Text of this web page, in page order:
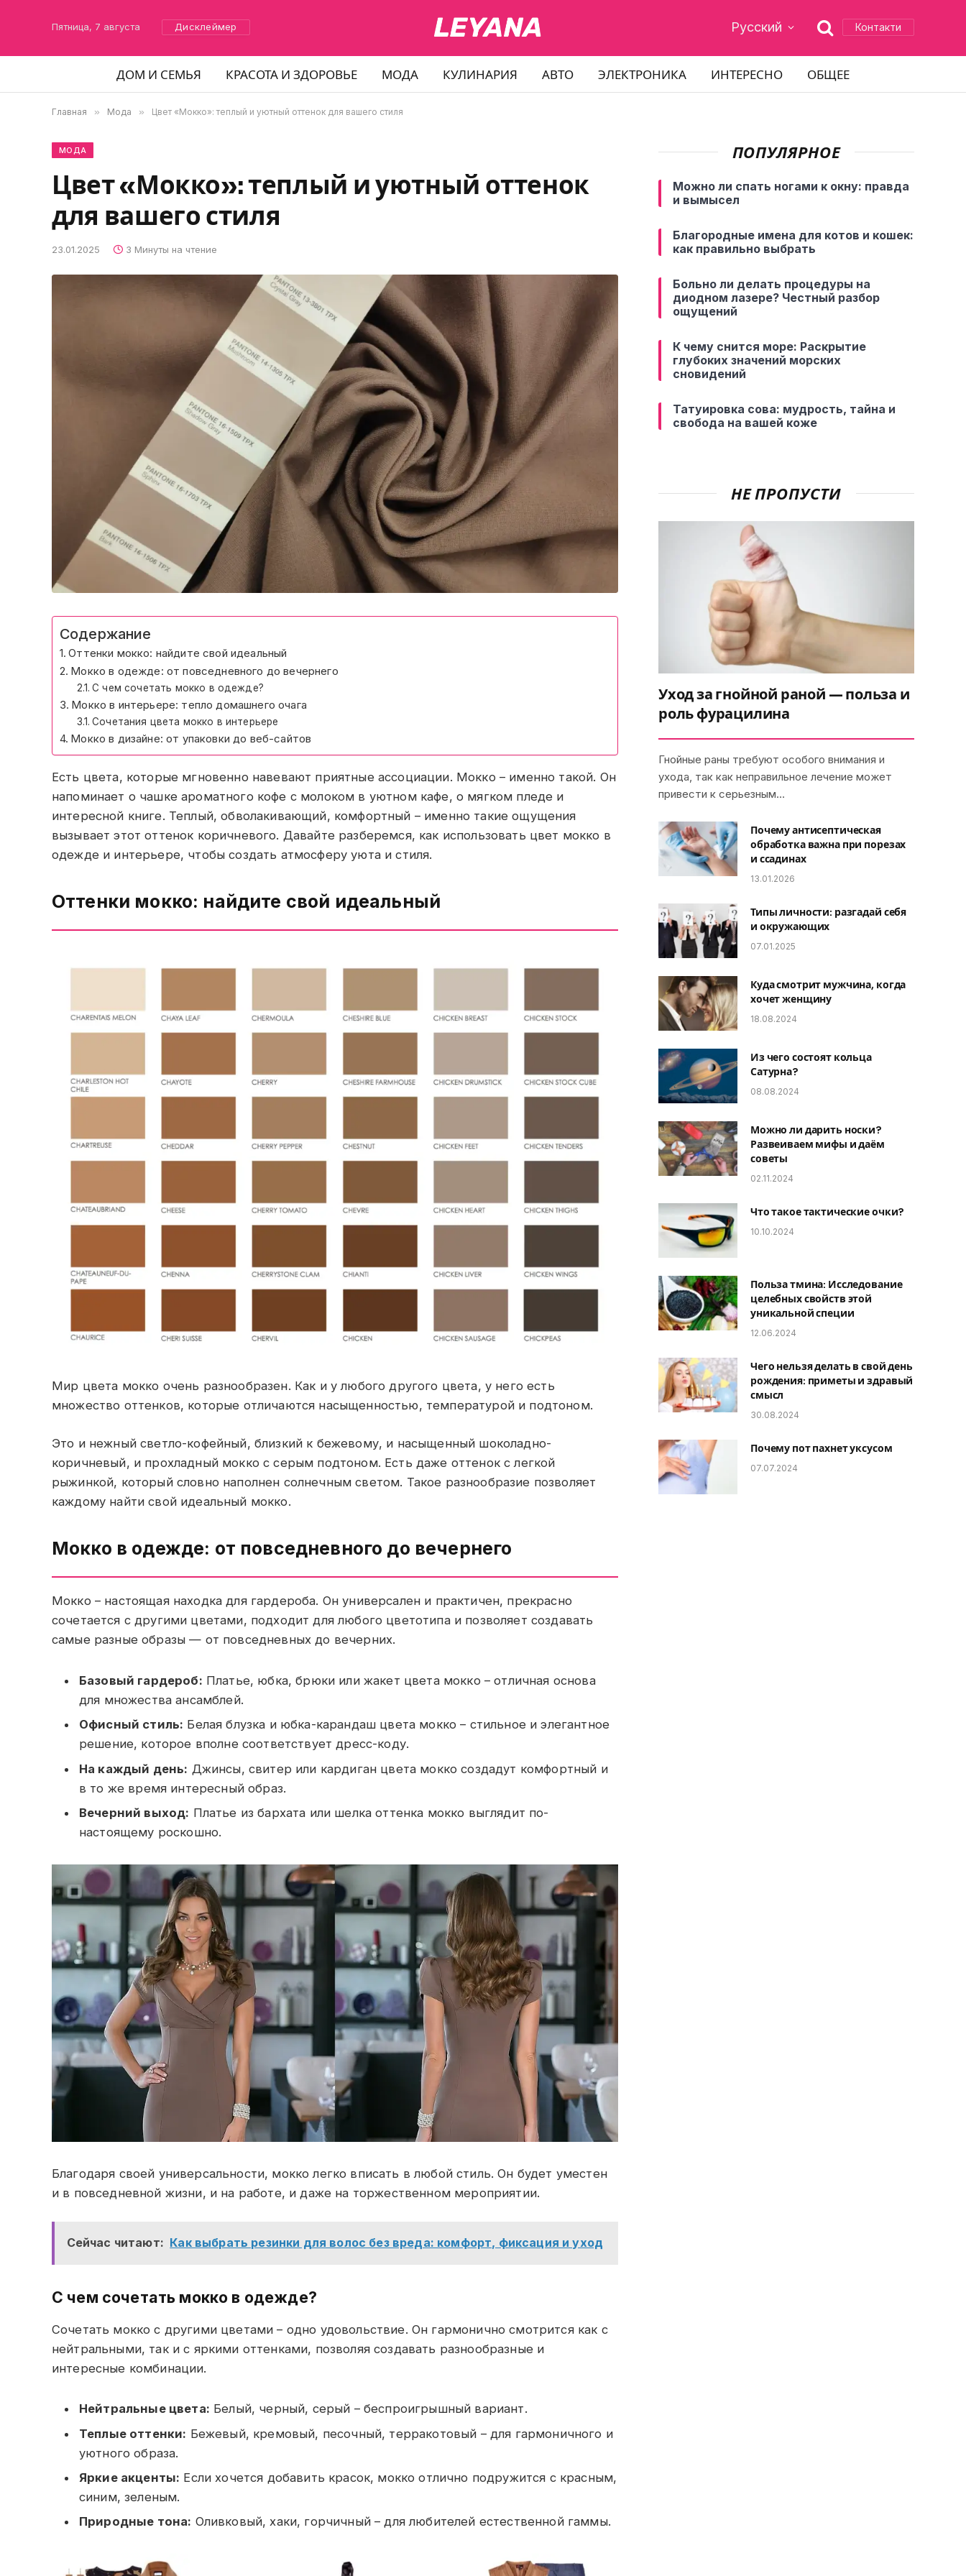
Пятница, 7 августа Дисклеймер Русский Контакти
ДОМ И СЕМЬЯ КРАСОТА И ЗДОРОВЬЕ МОДА КУЛИНАРИЯ АВТО ЭЛЕКТРОНИКА ИНТЕРЕСНО ОБЩЕЕ
Главная » Мода » Цвет «Мокко»: теплый и уютный оттенок для вашего стиля
МОДА
Цвет «Мокко»: теплый и уютный оттенок
для вашего стиля
23.01.2025 3 Минуты на чтение
Содержание
Оттенки мокко: найдите свой идеальный
Мокко в одежде: от повседневного до вечернего
С чем сочетать мокко в одежде?
Мокко в интерьере: тепло домашнего очага
Сочетания цвета мокко в интерьере
Мокко в дизайне: от упаковки до веб-сайтов
Есть цвета, которые мгновенно навевают приятные ассоциации. Мокко – именно такой. Он
напоминает о чашке ароматного кофе с молоком в уютном кафе, о мягком пледе и
интересной книге. Теплый, обволакивающий, комфортный – именно такие ощущения
вызывает этот оттенок коричневого. Давайте разберемся, как использовать цвет мокко в
одежде и интерьере, чтобы создать атмосферу уюта и стиля.
Оттенки мокко: найдите свой идеальный
Мир цвета мокко очень разнообразен. Как и у любого другого цвета, у него есть
множество оттенков, которые отличаются насыщенностью, температурой и подтоном.
Это и нежный светло-кофейный, близкий к бежевому, и насыщенный шоколадно-
коричневый, и прохладный мокко с серым подтоном. Есть даже оттенок с легкой
рыжинкой, который словно наполнен солнечным светом. Такое разнообразие позволяет
каждому найти свой идеальный мокко.
Мокко в одежде: от повседневного до вечернего
Мокко – настоящая находка для гардероба. Он универсален и практичен, прекрасно
сочетается с другими цветами, подходит для любого цветотипа и позволяет создавать
самые разные образы — от повседневных до вечерних.
Базовый гардероб: Платье, юбка, брюки или жакет цвета мокко – отличная основа
для множества ансамблей.
Офисный стиль: Белая блузка и юбка-карандаш цвета мокко – стильное и элегантное
решение, которое вполне соответствует дресс-коду.
На каждый день: Джинсы, свитер или кардиган цвета мокко создадут комфортный и
в то же время интересный образ.
Вечерний выход: Платье из бархата или шелка оттенка мокко выглядит по-
настоящему роскошно.
Благодаря своей универсальности, мокко легко вписать в любой стиль. Он будет уместен
и в повседневной жизни, и на работе, и даже на торжественном мероприятии.
Сейчас читают: Как выбрать резинки для волос без вреда: комфорт, фиксация и уход
С чем сочетать мокко в одежде?
Сочетать мокко с другими цветами – одно удовольствие. Он гармонично смотрится как с
нейтральными, так и с яркими оттенками, позволяя создавать разнообразные и
интересные комбинации.
Нейтральные цвета: Белый, черный, серый – беспроигрышный вариант.
Теплые оттенки: Бежевый, кремовый, песочный, терракотовый – для гармоничного и
уютного образа.
Яркие акценты: Если хочется добавить красок, мокко отлично подружится с красным,
синим, зеленым.
Природные тона: Оливковый, хаки, горчичный – для любителей естественной гаммы.
ПОПУЛЯРНОЕ
Можно ли спать ногами к окну: правда
и вымысел
Благородные имена для котов и кошек:
как правильно выбрать
Больно ли делать процедуры на
диодном лазере? Честный разбор
ощущений
К чему снится море: Раскрытие
глубоких значений морских
сновидений
Татуировка сова: мудрость, тайна и
свобода на вашей коже
НЕ ПРОПУСТИ
Уход за гнойной раной — польза и
роль фурацилина
Гнойные раны требуют особого внимания и
ухода, так как неправильное лечение может
привести к серьезным…
Почему антисептическая
обработка важна при порезах
и ссадинах
13.01.2026
Типы личности: разгадай себя
и окружающих
07.01.2025
Куда смотрит мужчина, когда
хочет женщину
18.08.2024
Из чего состоят кольца
Сатурна?
08.08.2024
Можно ли дарить носки?
Развеиваем мифы и даём
советы
02.11.2024
Что такое тактические очки?
10.10.2024
Польза тмина: Исследование
целебных свойств этой
уникальной специи
12.06.2024
Чего нельзя делать в свой день
рождения: приметы и здравый
смысл
30.08.2024
Почему пот пахнет уксусом
07.07.2024